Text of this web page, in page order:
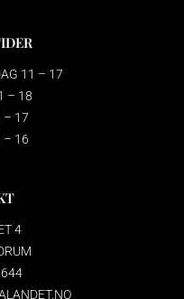
11 – 17
– 18
– 17
– 16
4